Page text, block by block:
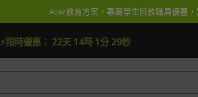
Acer教育方案，專屬學生與教職員優惠，
⚡限時優惠： 22天 14時 1分 28秒
去逛逛